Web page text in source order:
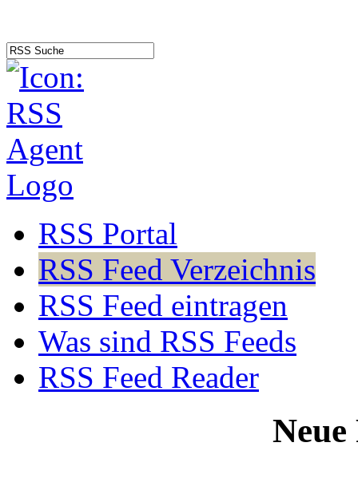
RSS Portal
RSS Feed Verzeichnis
RSS Feed eintragen
Was sind RSS Feeds
RSS Feed Reader
Neue